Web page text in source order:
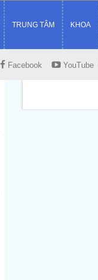
TRUNG TÂM KHOA
Facebook YouTube